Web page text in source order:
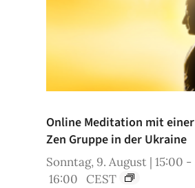
Online Meditation mit einer
Zen Gruppe in der Ukraine
Sonntag, 9. August | 15:00 -
16:00 CEST